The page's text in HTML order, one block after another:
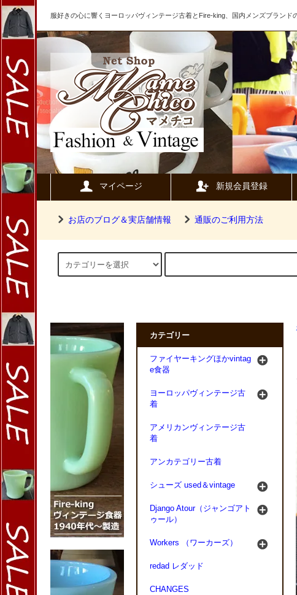
服好きの心に響くヨーロッパヴィンテージ古着とFire-king、国内メンズブランド
マイページ 新規会員登録
お店のブログ＆実店舗情報 通販のご利用方法
カテゴリー
ファイヤーキングほかvintag
e食器
ヨーロッパヴィンテージ古
着
アメリカンヴィンテージ古
着
アンカテゴリー古着
シューズ used＆vintage
Django Atour（ジャンゴアト
ゥール）
Workers （ワーカーズ）
redad レダッド
CHANGES